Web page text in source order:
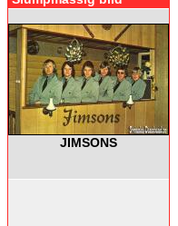
JIMSONS